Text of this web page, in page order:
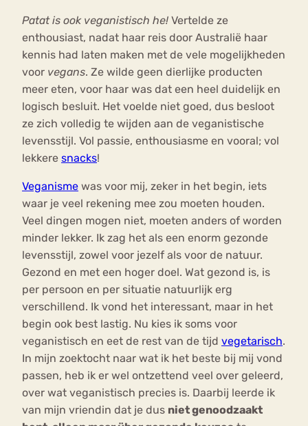
Patat is ook veganistisch he! Vertelde ze
enthousiast, nadat haar reis door Australië haar
kennis had laten maken met de vele mogelijkheden
voor vegans. Ze wilde geen dierlijke producten
meer eten, voor haar was dat een heel duidelijk en
logisch besluit. Het voelde niet goed, dus besloot
ze zich volledig te wijden aan de veganistische
levensstijl. Vol passie, enthousiasme en vooral; vol
lekkere snacks!
Veganisme was voor mij, zeker in het begin, iets
waar je veel rekening mee zou moeten houden.
Veel dingen mogen niet, moeten anders of worden
minder lekker. Ik zag het als een enorm gezonde
levensstijl, zowel voor jezelf als voor de natuur.
Gezond en met een hoger doel. Wat gezond is, is
per persoon en per situatie natuurlijk erg
verschillend. Ik vond het interessant, maar in het
begin ook best lastig. Nu kies ik soms voor
veganistisch en eet de rest van de tijd vegetarisch.
In mijn zoektocht naar wat ik het beste bij mij vond
passen, heb ik er wel ontzettend veel over geleerd,
over wat veganistisch precies is. Daarbij leerde ik
van mijn vriendin dat je dus niet genoodzaakt